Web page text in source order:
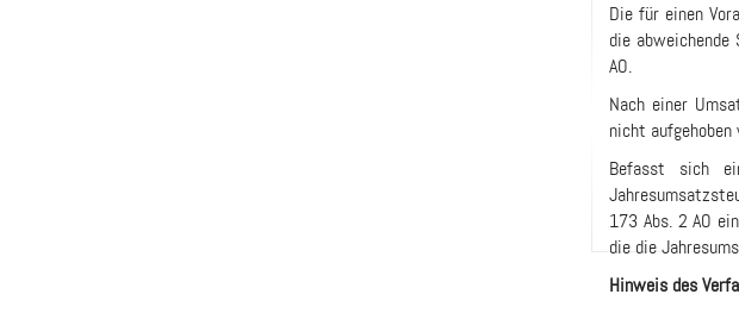
Die für einen
die
AO.
Nach einer
nicht aufgehoben
Befasst sich
173 Abs. 2 AO
die die
Hinweis des